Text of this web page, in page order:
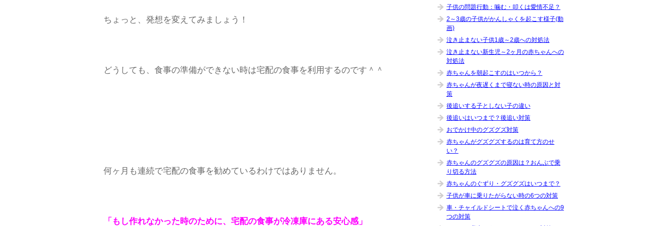
ちょっと、発想を変えてみましょう！
どうしても、食事の準備ができない時は宅配の食事を利用するのです＾＾
何ヶ月も連続で宅配の食事を勧めているわけではありません。
「もし作れなかった時のために、宅配の食事が冷凍庫にある安心感」
子供の問題行動：噛む・叩くは愛情不足？
2～3歳の子供がかんしゃくを起こす様子(動
画)
泣き止まない子供1歳～2歳への対処法
泣き止まない新生児～2ヶ月の赤ちゃんへの
対処法
赤ちゃんを朝起こすのはいつから？
赤ちゃんが夜遅くまで寝ない時の原因と対
策
後追いする子としない子の違い
後追いはいつまで？後追い対策
おでかけ中のグズグズ対策
赤ちゃんがグズグズするのは育て方のせ
い？
赤ちゃんのグズグズの原因は？おんぶで乗
り切る方法
赤ちゃんのぐずり・グズグズはいつまで？
子供が車に乗りたがらない時の6つの対策
車・チャイルドシートで泣く赤ちゃんへの9
つの対策